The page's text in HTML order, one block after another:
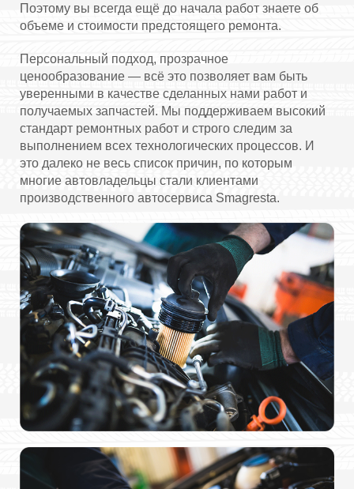
Поэтому вы всегда ещё до начала работ знаете об
объеме и стоимости предстоящего ремонта.
Персональный подход, прозрачное
ценообразование — всё это позволяет вам быть
уверенными в качестве сделанных нами работ и
получаемых запчастей. Мы поддерживаем высокий
стандарт ремонтных работ и строго следим за
выполнением всех технологических процессов. И
это далеко не весь список причин, по которым
многие автовладельцы стали клиентами
производственного автосервиса Smagresta.